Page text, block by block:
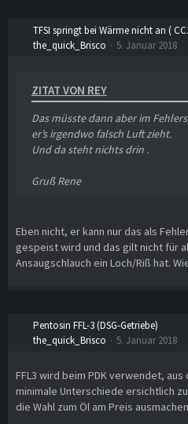
TFSI springt bei Wärme nicht an (
the_quick_Brisco
5. Januar 2018
ZITAT VON REY
Das müsste dann aber im
er’s irgendwo falsch Luft zieht.
Und da steht nichts drin .
Gruß Rene
Eben nicht, er kann nur das als
gespeist wird und das gilt nicht für
Ansaugschlauch ein Loch/Riß hat.
Pentosin FFL-3 (DSG-Getriebe)
the_quick_Brisco
5. Januar 2018
FFL3 wird beim PDK verwendet,
minimale Unterschiede ersichtlich
die Wahl zum Öl am Preis